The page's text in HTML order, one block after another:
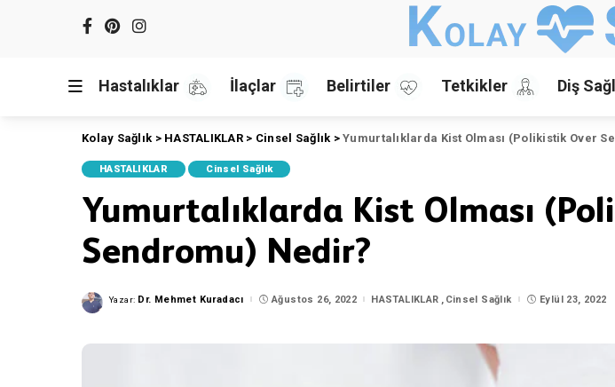
Hastalıklar İlaçlar Belirtiler Tetkikler Diş
Kolay Sağlık> HASTALIKLAR > Cinsel Sağlık>Yumurtalıklarda Kist Olması (Polikistik Over
HASTALIKLAR Cinsel Sağlık
Yumurtalıklarda Kist Olması
Sendromu) Nedir?
Posted
Yazar: Dr. Mehmet Kuradacı Ağustos 26, 2022 HASTALIKLAR Cinsel Sağlık Eylül 23, 2022